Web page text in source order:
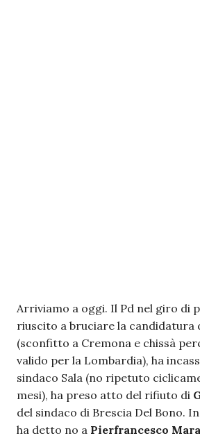
Arriviamo a oggi. Il Pd nel giro di
riuscito a bruciare la candidatura
(sconfitto a Cremona e chissà
valido per la Lombardia), ha
sindaco Sala (no ripetuto
mesi), ha preso atto del rifiuto di
del sindaco di Brescia Del Bono.
ha detto no a Pierfrancesco